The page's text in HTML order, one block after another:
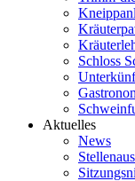
Schloss
Aktuelles
News